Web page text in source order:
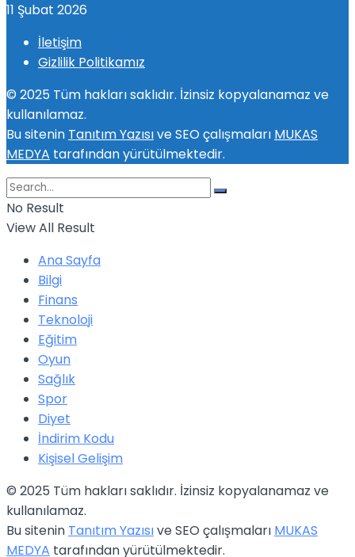
11 Şubat 2026
İletişim
Gizlilik Politikamız
© 2025 Tüm hakları saklıdır. İzinsiz kopyalanamaz ve
kullanılamaz.
Bu sitenin Tanıtım Yazısıve SEO çalışmaları MUKAS
MEDYA tarafından yürütülmektedir.
No Result
View All Result
Ana Sayfa
Bilgi
Finans
Teknoloji
Eğitim
Oyun
Sağlık
Spor
Diyet
İndirim Kodu
Kişisel Gelişim
© 2025 Tüm hakları saklıdır. İzinsiz kopyalanamaz ve
kullanılamaz.
Bu sitenin Tanıtım Yazısıve SEO çalışmaları MUKAS
MEDYA tarafından yürütülmektedir.